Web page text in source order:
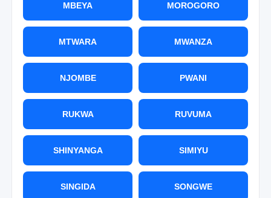
MBEYA MOROGORO
MTWARA MWANZA
NJOMBE PWANI
RUKWA RUVUMA
SHINYANGA SIMIYU
SINGIDA SONGWE